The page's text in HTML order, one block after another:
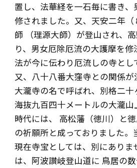
置し、法華経を一石毎に書き
修されました。又、天安二年
師 （理源大師）が登山され、
り、男女厄除厄流の大護摩を
法が今に伝わり厄流しの寺とし
又、八十八番大窪寺との関係
大瀧寺の名で呼ばれ、別格二
海抜九百四十メートルの大瀧山
時代には、 高松藩（徳川）と
の祈願所と成っておりました。
現在寺宝としては、別にありま
は、阿波讃岐登山道に 鳥居の